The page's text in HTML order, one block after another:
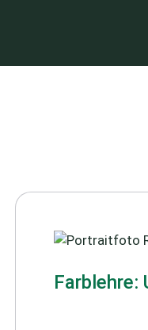
Farblehre: